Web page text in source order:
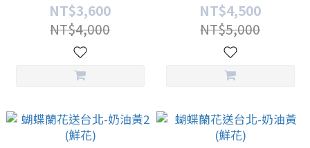
NT$3,600
NT$4,000
NT$4,500
NT$5,000